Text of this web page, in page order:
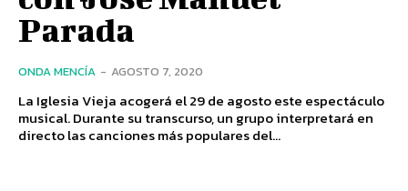
Parada
ONDA MENCÍA - AGOSTO 7, 2020
La Iglesia Vieja acogerá el 29 de agosto este espectáculo
musical. Durante su transcurso, un grupo interpretará en
directo las canciones más populares del...